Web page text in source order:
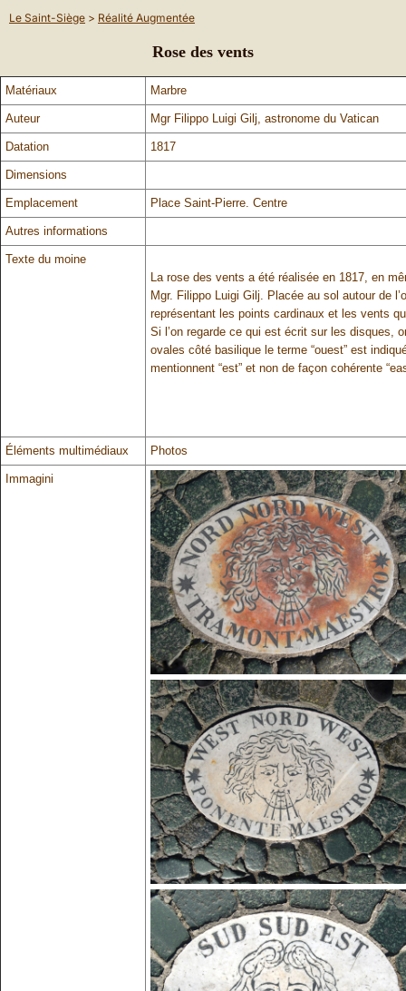
Le Saint-Siège > Réalité Augmentée
Rose des vents
Matériaux Marbre
Auteur Mgr Filippo Luigi Gilj, astronome du Vatican
Datation 1817
Dimensions
Emplacement Place Saint-Pierre. Centre
Autres informations
Texte du moine
La rose des vents a été réalisée en 1817, en
Mgr. Filippo Luigi Gilj. Placée au sol autour de
représentant les points cardinaux et les vents
Si l’on regarde ce qui est écrit sur les disques,
ovales côté basilique le terme “ouest” est
mentionnent “est” et non de façon cohérente
Éléments multimédiaux Photos
Immagini